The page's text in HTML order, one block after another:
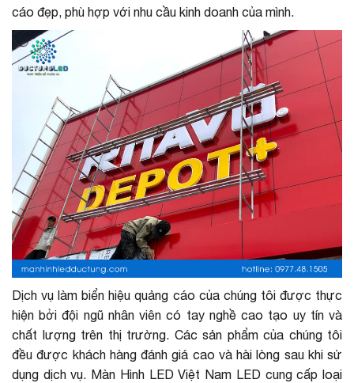
cáo đẹp, phù hợp với nhu cầu kinh doanh của mình.
Dịch vụ làm biển hiệu quảng cáo của chúng tôi được thực
hiện bởi đội ngũ nhân viên có tay nghề cao tạo uy tín và
chất lượng trên thị trường. Các sản phẩm của chúng tôi
đều được khách hàng đánh giá cao và hài lòng sau khi sử
dụng dịch vụ. Màn Hình LED Việt Nam LED cung cấp loại